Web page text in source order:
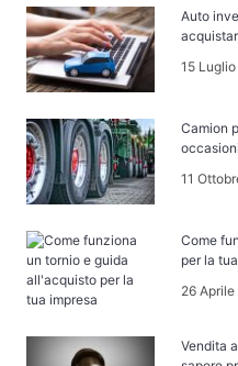
Auto
15 Luglio
Camion
11
Come
per la
26
Vendita